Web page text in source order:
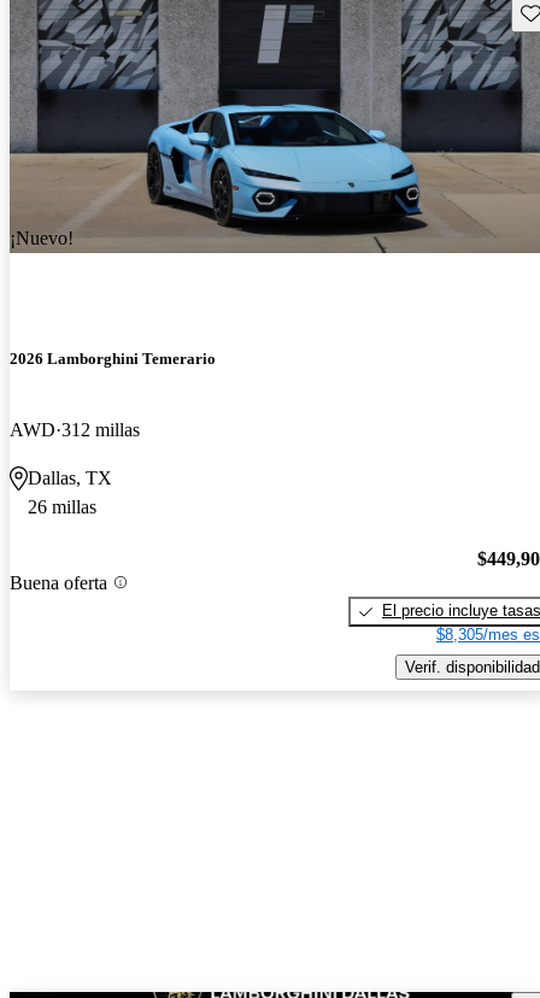
¡Nuevo!
2026 Lamborghini Temerario
AWD 312 millas
Dallas, TX
26 millas
Buena oferta
El precio incluye tasas
$8,305/mes
Verif. disponibilidad